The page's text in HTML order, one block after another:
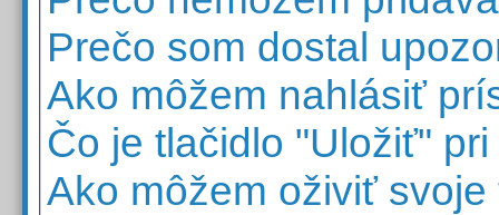
Prečo som dostal
Ako môžem nahlásiť
Čo je tlačidlo "Uložiť"
Ako môžem oživiť svoje